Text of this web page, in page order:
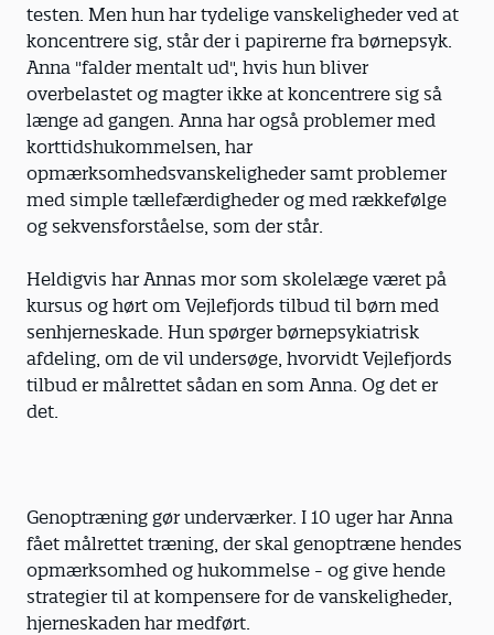
testen. Men hun har tydelige vanskeligheder ved at
koncentrere sig, står der i papirerne fra børnepsyk.
Anna "falder mentalt ud", hvis hun bliver
overbelastet og magter ikke at koncentrere sig så
længe ad gangen. Anna har også problemer med
korttidshukommelsen, har
opmærksomhedsvanskeligheder samt problemer
med simple tællefærdigheder og med rækkefølge
og sekvensforståelse, som der står.
Heldigvis har Annas mor som skolelæge været på
kursus og hørt om Vejlefjords tilbud til børn med
senhjerneskade. Hun spørger børnepsykiatrisk
afdeling, om de vil undersøge, hvorvidt Vejlefjords
tilbud er målrettet sådan en som Anna. Og det er
det.
Genoptræning gør underværker. I 10 uger har Anna
fået målrettet træning, der skal genoptræne hendes
opmærksomhed og hukommelse - og give hende
strategier til at kompensere for de vanskeligheder,
hjerneskaden har medført.